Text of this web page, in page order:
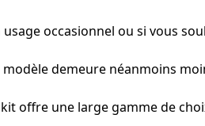
occasionnel ou si vous
demeure néanmoins
offre une large gamme de